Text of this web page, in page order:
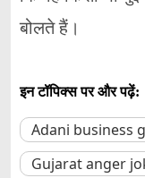
बोलते हैं।
इन टॉपिक्स पर और पढ़ें:
Adani business
Gujarat anger